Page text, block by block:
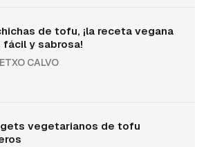
de tofu, ¡la receta vegana
fácil y sabrosa!
CALVO
vegetarianos de tofu